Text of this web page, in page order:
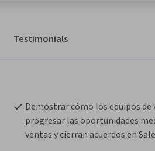
Testimonials
Demostrar cómo los equipos de
progresar las oportunidades
ventas y cierran acuerdos en